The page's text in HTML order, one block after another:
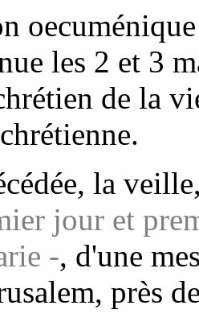
les 2 et 3
de la
la
jour et
-, d'une
près